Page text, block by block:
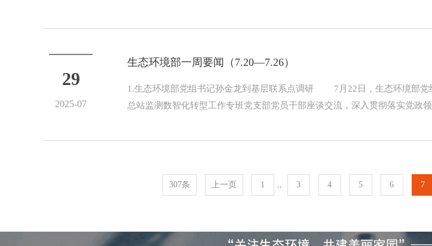
29
2025-07
生态环境部一周要闻（7.20—7.26）
1.生态环境部党组书记孙金龙到基层联系点调研 7月22日，生态环境部党
总站监测数智化转型工作专班党支部党员干部座谈交流，深入贯彻落实党政
307条 上一页 1 .. 3 4 5 6 7